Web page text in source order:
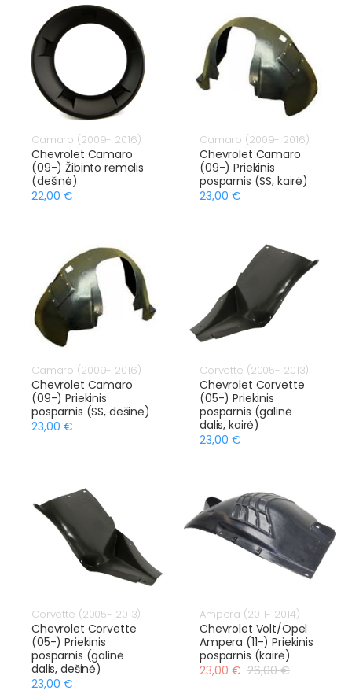
Camaro (2009- 2016)
Chevrolet Camaro
(09-) Žibinto rėmelis
(dešinė)
22,00 €
Camaro (2009- 2016)
Chevrolet Camaro
(09-) Priekinis
posparnis (SS, kairė)
23,00 €
Camaro (2009- 2016)
Chevrolet Camaro
(09-) Priekinis
posparnis (SS, dešinė)
23,00 €
Corvette (2005- 2013)
Chevrolet Corvette
(05-) Priekinis
posparnis (galinė
dalis, kairė)
23,00 €
Corvette (2005- 2013)
Chevrolet Corvette
(05-) Priekinis
posparnis (galinė
dalis, dešinė)
23,00 €
Ampera (2011- 2014)
Chevrolet Volt/Opel
Ampera (11-) Priekinis
posparnis (kairė)
23,00 € 26,00 €